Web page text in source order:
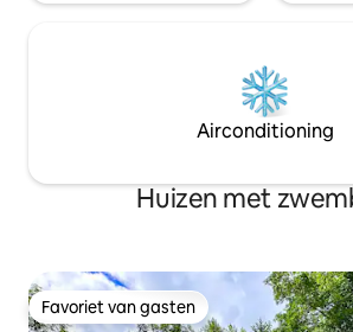
Airconditioning
Huizen met
Favoriet van gasten
Favoriet van gasten